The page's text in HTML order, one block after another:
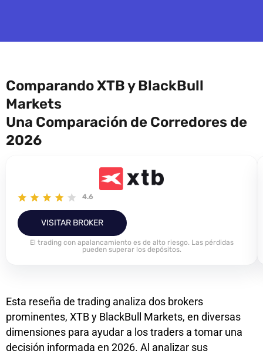
Comparando XTB y BlackBull
Markets
Una Comparación de Corredores de
2026
4.6
VISITAR BROKER
El trading con apalancamiento es de alto riesgo. Las pérdidas
pueden superar los depósitos.
Esta reseña de trading analiza dos brokers
prominentes, XTB y BlackBull Markets, en diversas
dimensiones para ayudar a los traders a tomar una
decisión informada en 2026. Al analizar sus